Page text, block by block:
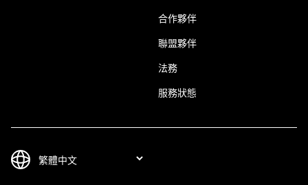
合作夥伴
聯盟夥伴
法務
服務狀態